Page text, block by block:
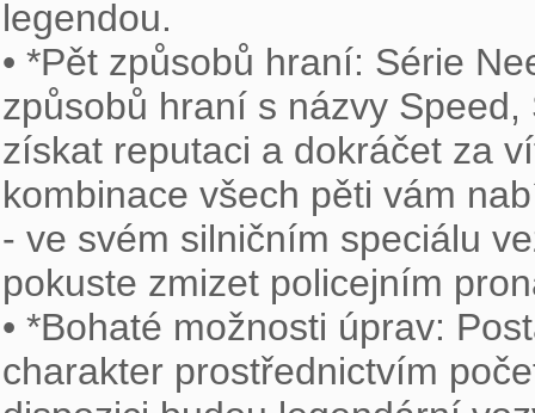
legendou.
• *Pět způsobů hraní: Série
způsobů hraní s názvy
získat reputaci a dokráčet za
kombinace všech pěti vám
- ve svém silničním speciálu
pokuste zmizet policejním
• *Bohaté možnosti úprav:
charakter prostřednictvím